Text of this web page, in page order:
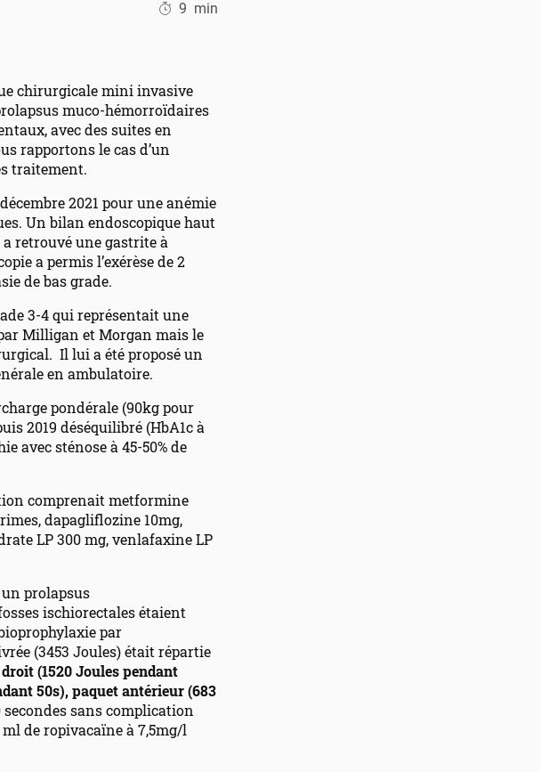
9 min
chirurgicale mini invasive
muco-hémorroïdaires
avec des suites en
rapportons le cas d’un
traitement.
2021 pour une anémie
Un bilan endoscopique haut
a retrouvé une gastrite à
a permis l’exérèse de 2
de bas grade.
3-4 qui représentait une
Milligan et Morgan mais le
Il lui a été proposé un
en ambulatoire.
pondérale (90kg pour
2019 déséquilibré (HbA1c à
avec sténose à 45-50% de
comprenait metformine
dapagliflozine 10mg,
LP 300 mg, venlafaxine LP
prolapsus
ischiorectales étaient
par
(3453 Joules) était répartie
(1520 Joules pendant
50s), paquet antérieur (683
sans complication
de ropivacaïne à 7,5mg/l